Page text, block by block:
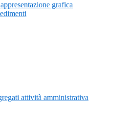
grafica
attività amministrativa